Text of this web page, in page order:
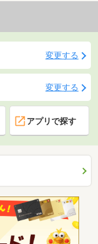
変更する
変更する
アプリで探す